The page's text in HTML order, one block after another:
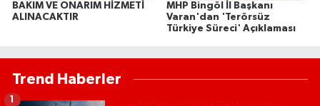
BAKIM VE ONARIM HİZMETİ
ALINACAKTIR
MHP Bingöl İl Başkanı
Varan'dan 'Terörsüz
Türkiye Süreci' Açıklaması
Trend Haberler